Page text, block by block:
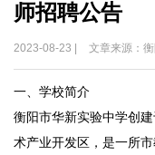
师招聘公告
2023-08-23 | 文章来源：
一、学校简介
衡阳市华新实验中学创
术产业开发区，是一所